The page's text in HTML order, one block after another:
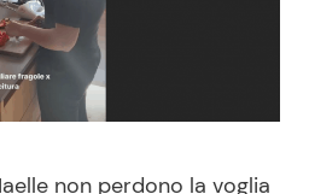
Consigli di Cucina
Dolci
Le Ricette in TV
non perdono la voglia